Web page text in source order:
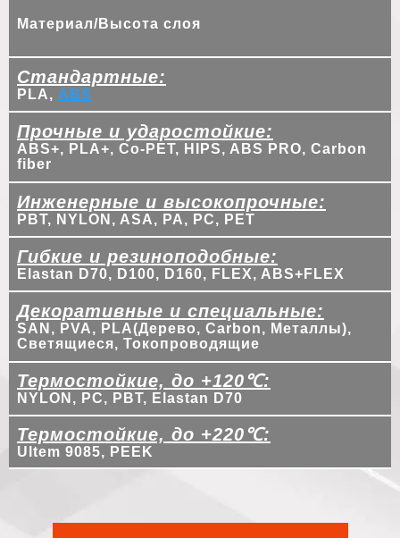
Материал/Высота слоя
Стандартные:
PLA, ABS
Прочные и ударостойкие:
ABS+, PLA+, Co-PET, HIPS, ABS PRO, Carbon
fiber
Инженерные и высокопрочные:
PBT, NYLON, ASA, PA, PC, PET
Гибкие и резиноподобные:
Elastan D70, D100, D160, FLEX, ABS+FLEX
Декоративные и специальные:
SAN, PVA, PLA(Дерево, Carbon, Металлы),
Светящиеся, Токопроводящие
Термостойкие, до +120℃:
NYLON, PC, PBT, Elastan D70
Термостойкие, до +220℃:
Ultem 9085, PEEK